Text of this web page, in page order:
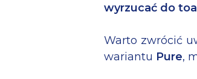
wyrzucać do
Warto zwrócić
wariantu Pure,